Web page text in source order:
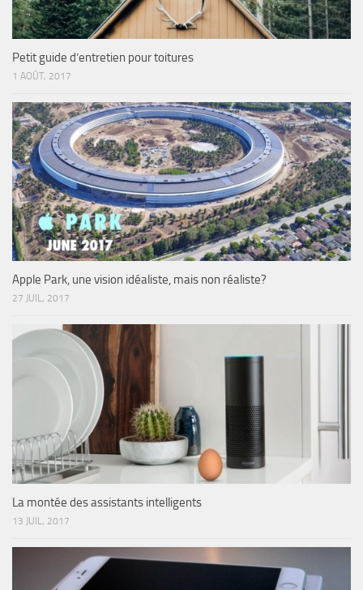
Petit guide d’entretien pour toitures
1 AOÛT, 2017
Apple Park, une vision idéaliste, mais non réaliste?
27 JUIL, 2017
La montée des assistants intelligents
13 JUIL, 2017